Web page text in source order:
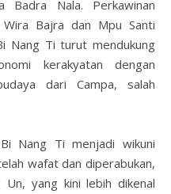
Badra Nala. Perkawinan
Bajra dan Mpu Santi
Nang Ti turut mendukung
kerakyatan dengan
dari Campa, salah
Nang Ti menjadi wikuni
wafat dan diperabukan,
yang kini lebih dikenal